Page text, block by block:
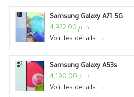
Samsung Galaxy A71 5G
د. م.4,922.00
Voir les détails →
Samsung Galaxy A53s
د. م.4,190.00
Voir les détails →